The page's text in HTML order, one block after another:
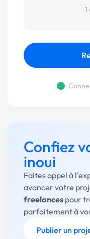
Confiez
inoui
Faites appel à
avancer votre
freelances pour
parfaitement à
Publier un